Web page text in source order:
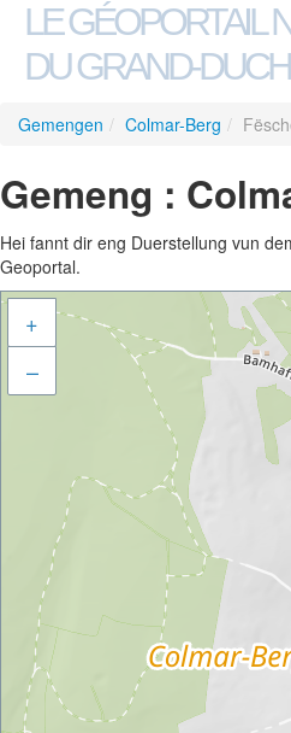
LE GÉOPORTAIL
DU GRAND-
Gemengen / Colmar-Berg /
Gemeng :
Hei fannt dir eng Duerstellung vun
Geoportal.
+
–